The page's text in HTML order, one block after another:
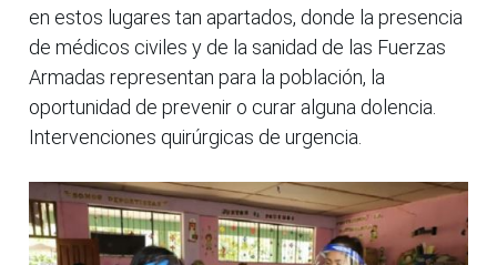
en estos lugares tan apartados, donde la presencia
de médicos civiles y de la sanidad de las Fuerzas
Armadas representan para la población, la
oportunidad de prevenir o curar alguna dolencia.
Intervenciones quirúrgicas de urgencia.